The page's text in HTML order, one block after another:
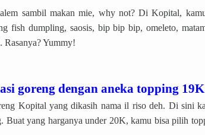
sambil makan mie, why not? Di Kopital,
fish dumpling, saosis, bip bip bip, omeleto,
Rasanya? Yummy!
goreng dengan aneka topping 19K
Kopital yang dikasih nama il riso deh. Di sini
Buat yang harganya under 20K, kamu bisa pilih